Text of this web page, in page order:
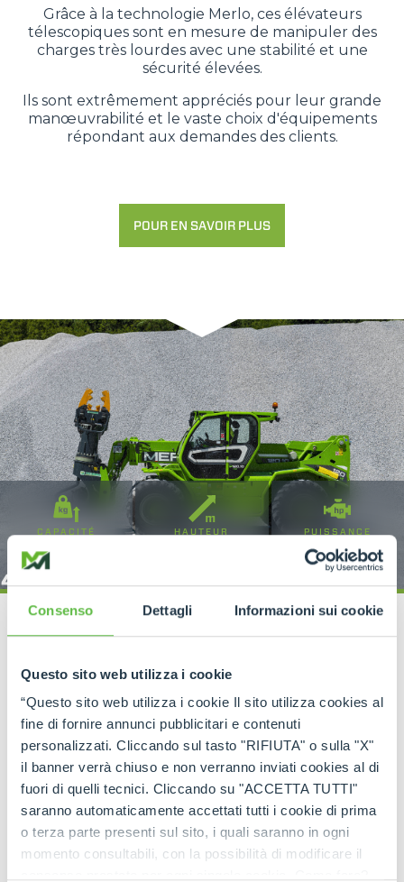
Consenso Dettagli Informazioni sui cookie
Questo sito web utilizza i cookie
“Questo sito web utilizza i cookie Il sito utilizza cookies al
fine di fornire annunci pubblicitari e contenuti
personalizzati. Cliccando sul tasto "RIFIUTA" o sulla "X"
il banner verrà chiuso e non verranno inviati cookies al di
fuori di quelli tecnici. Cliccando su "ACCETTA TUTTI"
saranno automaticamente accettati tutti i cookie di prima
o terza parte presenti sul sito, i quali saranno in ogni
momento consultabili, con la possibilità di modificare il
Grâce à la technologie Merlo, ces élévateurs
télescopiques sont en mesure de manipuler des
charges très lourdes avec une stabilité et une
sécurité élevées.
Ils sont extrêmement appréciés pour leur grande
manœuvrabilité et le vaste choix d'équipements
répondant aux demandes des clients.
POUR EN SAVOIR PLUS
CAPACITÉ
4500-12000
HAUTEUR
8-18
PUISSANCE
136-170
CHARIOTS TÉLESCOPIQUES
Chariots télescopiques
stabilisés
Le premier de la classe depuis toujours
Les modèles de la gamme Chariots Télescopiques
Stabilisés contient toutes les nouvelles
technologies développées par l'ingénierie Merlo.